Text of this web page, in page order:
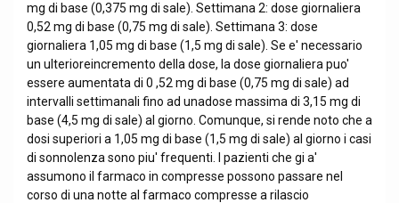
mg di base (0,375 mg di sale). Settimana 2: dose giornaliera
0,52 mg di base (0,75 mg di sale). Settimana 3: dose
giornaliera 1,05 mg di base (1,5 mg di sale). Se e' necessario
un ulterioreincremento della dose, la dose giornaliera puo'
essere aumentata di 0 ,52 mg di base (0,75 mg di sale) ad
intervalli settimanali fino ad unadose massima di 3,15 mg di
base (4,5 mg di sale) al giorno. Comunque, si rende noto che a
dosi superiori a 1,05 mg di base (1,5 mg di sale) al giorno i casi
di sonnolenza sono piu' frequenti. I pazienti che gi a'
assumono il farmaco in compresse possono passare nel
corso di una notte al farmaco compresse a rilascio